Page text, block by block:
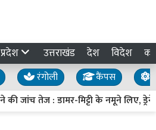
उत्तराखंड देश विदेश
रंगोली कैंपस
तेज : डामर-मिट्टी के नमूने लिए, ड्रेनेज